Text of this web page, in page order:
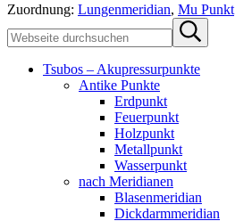
Zuordnung: Lungenmeridian, Mu Punkt
Sidebar
durchsuchen
Submit
search
Tsubos – Akupressurpunkte
Antike Punkte
Erdpunkt
Feuerpunkt
Holzpunkt
Metallpunkt
Wasserpunkt
nach Meridianen
Blasenmeridian
Dickdarmmeridian